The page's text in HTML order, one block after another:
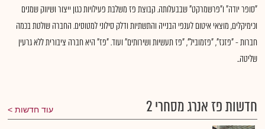
"סופר יודה" ו"פרשמרקט" שבבעלותה. קבוצת פז משלבת פעילויות כגון ייצור ושיווק שמנים
וכימיקלים, מוצאי איטום לענפי הבנייה והתשתיות ודלק סילוני למטוסים. החברה שולטת בכמה
חברות - "פזגז", "פזמוביל", "פז תעשיות ושירותים" ועוד. "פז" היא חברה ציבורית ללא גרעין
שליטה..
חדשות פז אנרג מסחרי 2 עוד חדשות